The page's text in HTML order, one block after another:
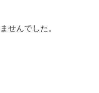
せんでした。